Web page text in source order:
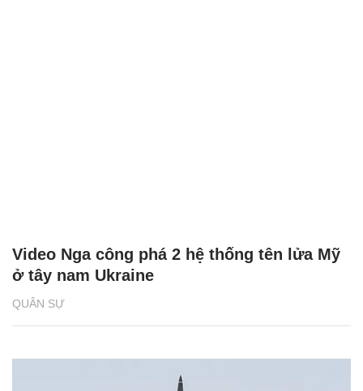
QUÂN SỰ
Video Nga công phá 2 hệ thống tên lửa Mỹ
ở tây nam Ukraine